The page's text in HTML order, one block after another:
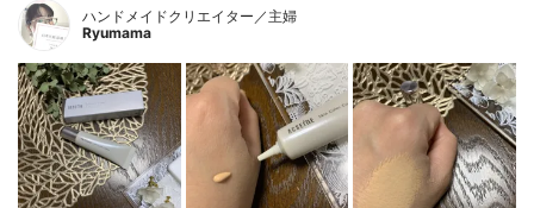
ハンドメイドクリエイター／主婦
Ryumama